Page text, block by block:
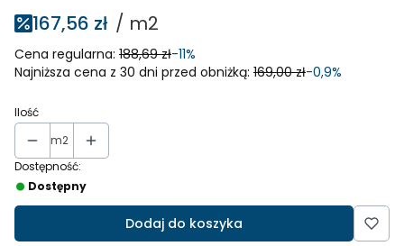
167,56 zł / m2
Cena regularna: 188,69 zł-11%
Najniższa cena z 30 dni przed obniżką: 169,00 zł-0,9%
Ilość
m2
Dostępność:
Dostępny
Dodaj do koszyka